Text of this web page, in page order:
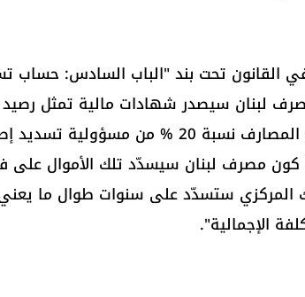
القانون تحت بند "الباب السادس: حساب
لبنان سيصدر شهادات مالية تمثل رصيد
والكبيرة والكبيرة جدًا على أن "تتحمّل المصارف
المركزي ستسدّد على سنوات طوال ما